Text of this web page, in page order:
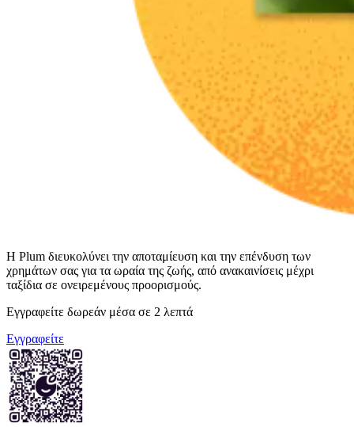
Η Plum διευκολύνει την αποταμίευση και την επένδυση των
χρημάτων σας για τα ωραία της ζωής, από ανακαινίσεις μέχρι
ταξίδια σε ονειρεμένους προορισμούς.
Εγγραφείτε δωρεάν μέσα σε 2 λεπτά
Εγγραφείτε